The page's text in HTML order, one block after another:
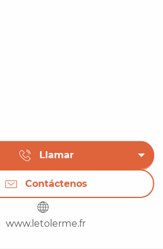
Llamar
Contáctenos
www.letolerme.fr